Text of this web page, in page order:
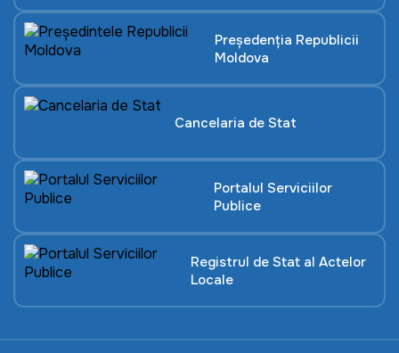
Președenția Republicii
Moldova
Cancelaria de Stat
Portalul Serviciilor
Publice
Registrul de Stat al Actelor
Locale